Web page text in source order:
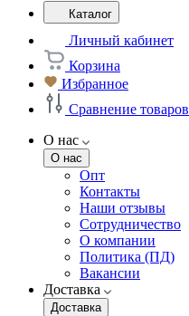
Каталог
Личный кабинет
Корзина
Избранное
Сравнение товаров
О нас
О нас
Опт
Контакты
Наши отзывы
Сотрудничество
О компании
Политика (ПД)
Вакансии
Доставка
Доставка